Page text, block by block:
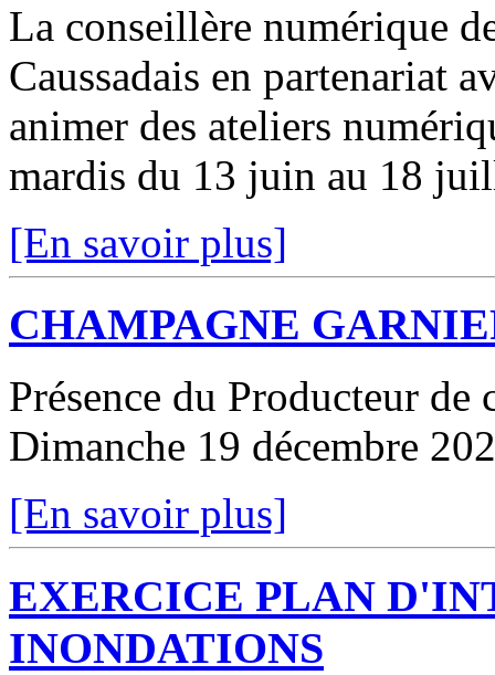
La conseillère numérique
Caussadais en partenariat
animer des ateliers
mardis du 13 juin au 18
[En savoir plus]
CHAMPAGNE
Présence du Producteur
Dimanche 19 décembre
[En savoir plus]
EXERCICE PLAN
INONDATIONS